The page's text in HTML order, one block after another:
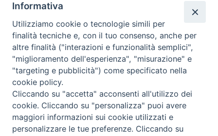
Informativa
Utilizziamo cookie o tecnologie simili per
finalità tecniche e, con il tuo consenso, anche per
altre finalità ("interazioni e funzionalità semplici",
"miglioramento dell'esperienza", "misurazione" e
"targeting e pubblicità") come specificato nella
cookie policy.
Cliccando su "accetta" acconsenti all'utilizzo dei
cookie. Cliccando su "personalizza" puoi avere
maggiori informazioni sui cookie utilizzati e
personalizzare le tue preferenze. Cliccando su